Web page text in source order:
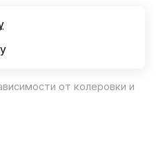
от колеровки и